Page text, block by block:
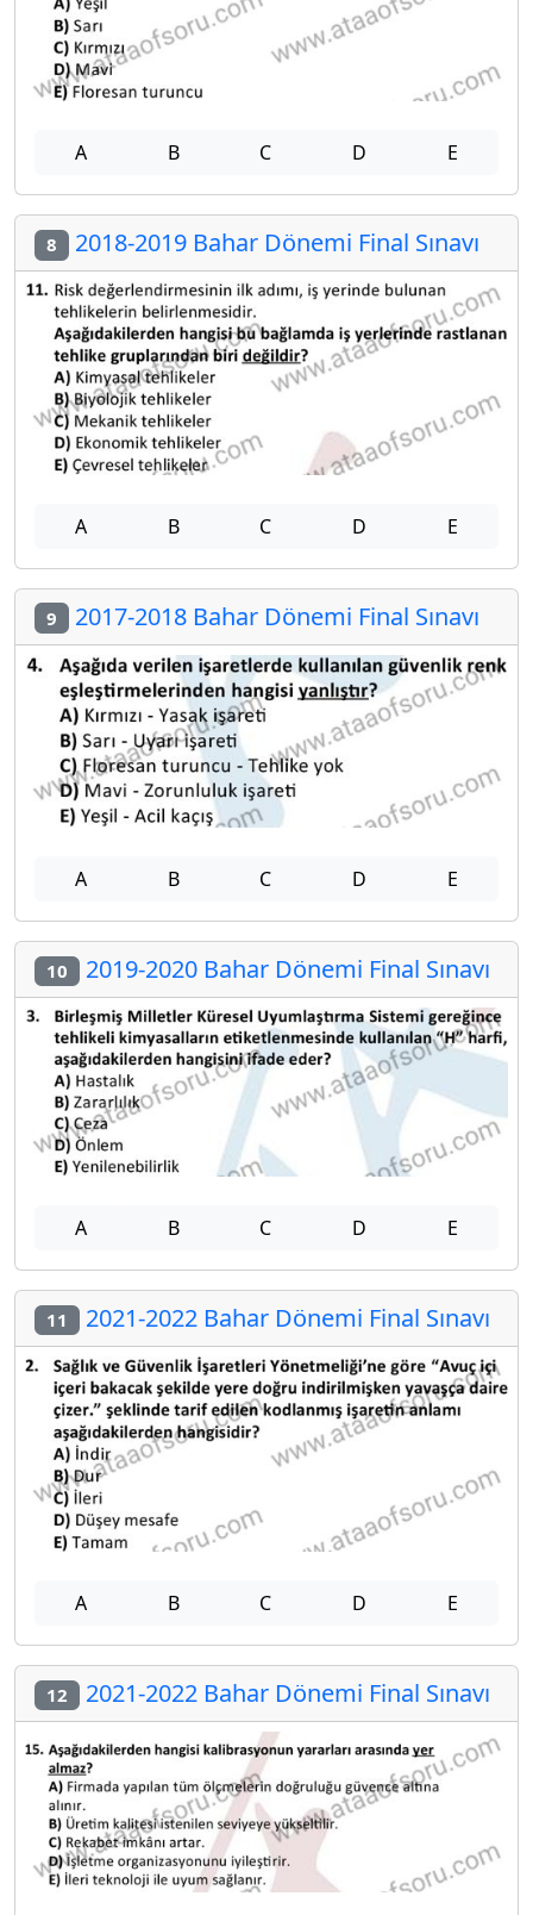
A B C D E
8 2018-2019 Bahar Dönemi Final Sınavı
A B C D E
9 2017-2018 Bahar Dönemi Final Sınavı
A B C D E
10 2019-2020 Bahar Dönemi Final Sınavı
A B C D E
11 2021-2022 Bahar Dönemi Final Sınavı
A B C D E
12 2021-2022 Bahar Dönemi Final Sınavı